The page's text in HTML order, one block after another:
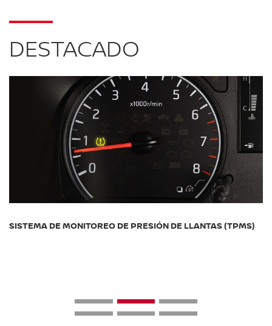
DESTACADO
SISTEMA DE MONITOREO DE PRESIÓN DE LLANTAS (TPMS)